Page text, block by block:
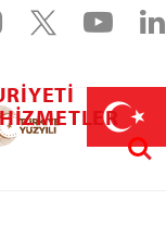
Instagram
X
açılır)
bağış sayfası (yeni